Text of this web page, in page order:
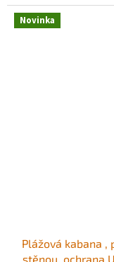
Novinka
Plážová kabana ,
stěnou, ochrana